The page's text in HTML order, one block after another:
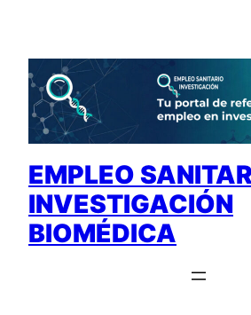
contenido
EMPLEO
INVESTIGACIÓN
BIOMÉDICA